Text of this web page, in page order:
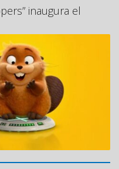
inaugura el